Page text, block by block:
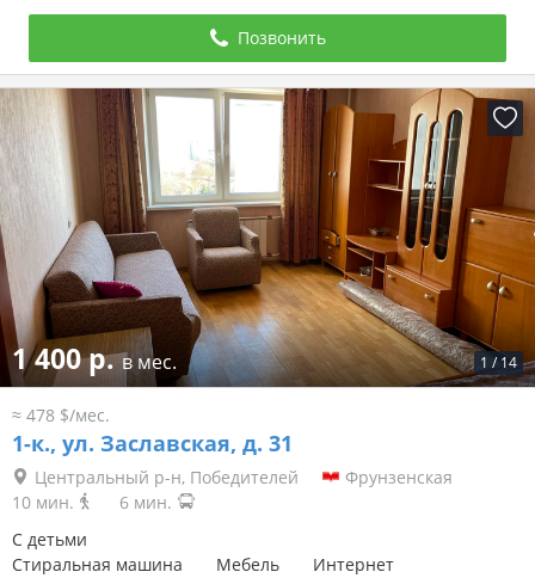
Позвонить
1 / 14
1 400 р.в мес.
≈ 478 $/мес.
1-к., ул. Заславская, д. 31
Центральный р-н, Победителей
Фрунзенская
10 мин.
6 мин.
С детьми
Стиральная машина
Мебель Интернет